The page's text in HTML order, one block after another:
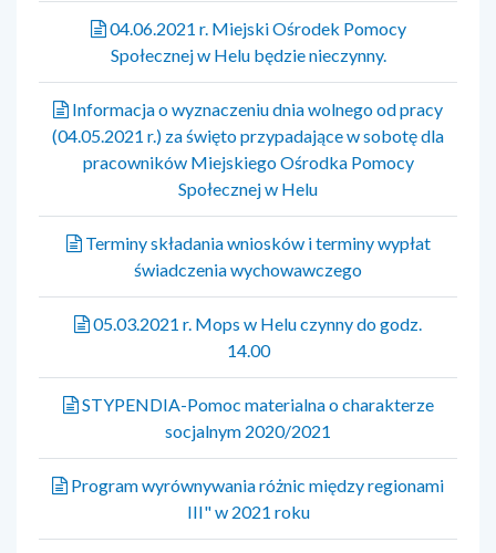
04.06.2021 r. Miejski Ośrodek Pomocy
Społecznej w Helu będzie nieczynny.
Informacja o wyznaczeniu dnia wolnego od pracy
(04.05.2021 r.) za święto przypadające w sobotę dla
pracowników Miejskiego Ośrodka Pomocy
Społecznej w Helu
Terminy składania wniosków i terminy wypłat
świadczenia wychowawczego
05.03.2021 r. Mops w Helu czynny do godz.
14.00
STYPENDIA-Pomoc materialna o charakterze
socjalnym 2020/2021
Program wyrównywania różnic między regionami
III" w 2021 roku